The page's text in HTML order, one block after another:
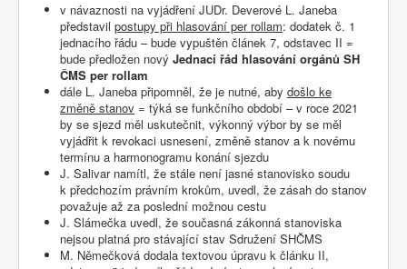
v návaznosti na vyjádření JUDr. Deverové L. Janeba
představil postupy při hlasování per rollam: dodatek č. 1
jednacího řádu – bude vypuštěn článek 7, odstavec II =
bude předložen nový Jednací řád hlasování orgánů SH
ČMS per rollam
dále L. Janeba připomněl, že je nutné, aby došlo ke
změně stanov = týká se funkčního období – v roce 2021
by se sjezd měl uskutečnit, výkonný výbor by se měl
vyjádřit k revokaci usnesení, změně stanov a k novému
termínu a harmonogramu konání sjezdu
J. Salivar namítl, že stále není jasné stanovisko soudu
k předchozím právním krokům, uvedl, že zásah do stanov
považuje až za poslední možnou cestu
J. Slámečka uvedl, že současná zákonná stanoviska
nejsou platná pro stávající stav Sdružení SHČMS
M. Němečková dodala textovou úpravu k článku II,